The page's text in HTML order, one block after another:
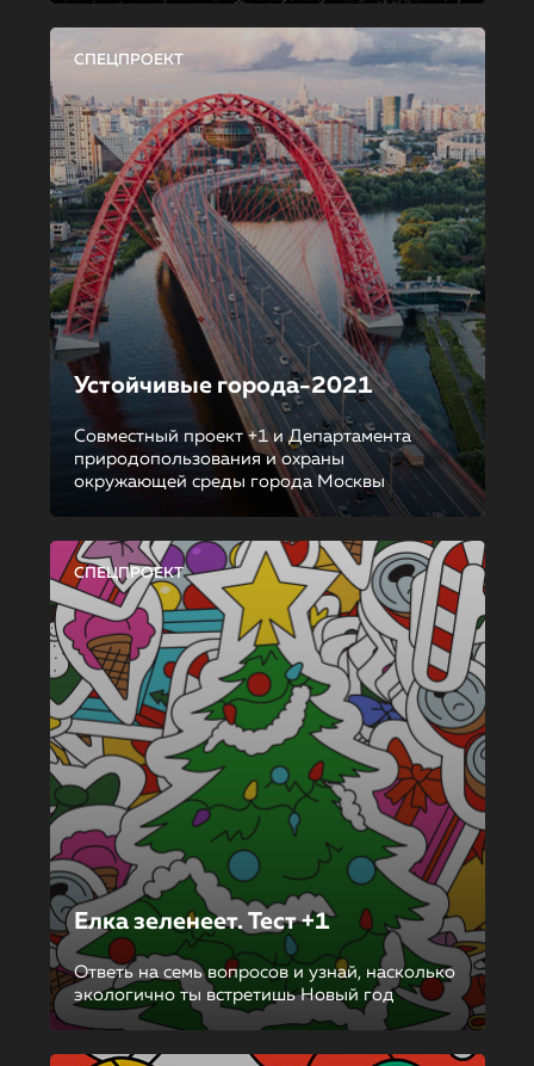
СПЕЦПРОЕКТ
Устойчивые города-2021
Совместный проект +1 и Департамента
природопользования и охраны
окружающей среды города Москвы
СПЕЦПРОЕКТ
Елка зеленеет. Тест +1
Ответь на семь вопросов и узнай, насколько
экологично ты встретишь Новый год